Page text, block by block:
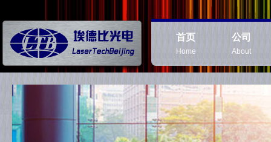
首页
Home
公司
About